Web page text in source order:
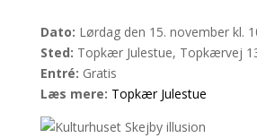
Dato: Lørdag den 15. november kl.
Sted: Topkær Julestue, Topkærvej
Entré: Gratis
Læs mere: Topkær Julestue